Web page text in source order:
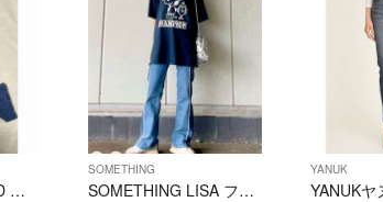
gyda BACK RIPPED ワイドパンツ XS ブルー
SOMETHING
SOMETHING LISA フレアデニムパンツ ストレッチ 28
YANUK